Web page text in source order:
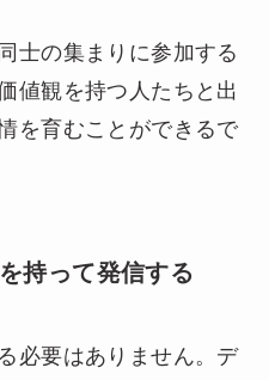
士の集まりに参加する
値観を持つ人たちと出
を育むことができるで
持って発信する
必要はありません。デ